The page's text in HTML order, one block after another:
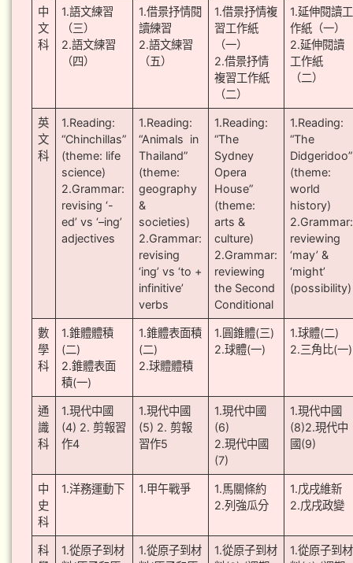
中
文
科
1.語文練習
（三）
2.語文練習
（四）
1.借景抒情閱
讀練習
2.語文練習
（五）
1.借景抒情複
習工作紙
（一）
2.借景抒情
複習工作紙
（二）
1.延伸閱讀工
作紙（一）
2.延伸閱讀
工作紙
（二）
英
文
科
1.Reading:
“Chinchillas”
(theme: life
science)
2.Grammar:
revising ‘-
ed’ vs ‘–ing’
adjectives
1.Reading:
“Animals in
Thailand”
(theme:
geography
&
societies)
2.Grammar:
revising
‘ing’ vs ‘to +
infinitive’
verbs
1.Reading:
“The
Sydney
Opera
House”
(theme:
arts &
culture)
2.Grammar:
reviewing
the Second
Conditional
1.Reading:
“The
Didgeridoo”
(theme:
world
history)
2.Grammar:
reviewing
‘may’ &
‘might’
(possibility)
數
學
科
1.錐體體積
(二)
2.錐體表面
積(一)
1.錐體表面積
(二)
2.球體體積
1.圓錐體(三)
2.球體(一)
1.球體(二)
2.三角比(一)
通
識
科
1.現代中國
(4) 2. 剪報習
作4
1.現代中國
(5) 2. 剪報
習作5
1.現代中國
(6)
2.現代中國
(7)
1.現代中國
(8)2.現代中
國(9)
中
史
科
1.洋務運動下 1.甲午戰爭
1.馬關條約
2.列強瓜分
1.戊戌維新
2.戊戌政變
科
1.從原子到材
1.從原子到材
1.從原子到材
1.從原子到材